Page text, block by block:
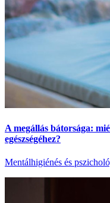
A megállás bátorsága:
egészségéhez?
Mentálhigiénés és